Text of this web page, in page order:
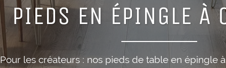
PIEDS EN ÉPINGLE À
Pour les créateurs : nos pieds de table en épingle